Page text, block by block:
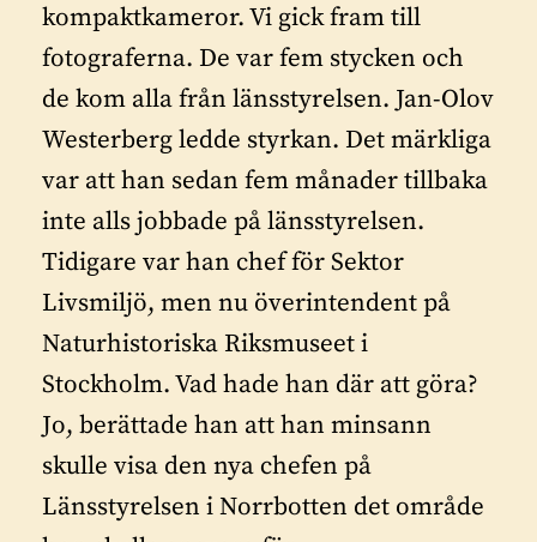
kompaktkameror. Vi gick fram till
fotograferna. De var fem stycken och
de kom alla från länsstyrelsen. Jan-Olov
Westerberg ledde styrkan. Det märkliga
var att han sedan fem månader tillbaka
inte alls jobbade på länsstyrelsen.
Tidigare var han chef för Sektor
Livsmiljö, men nu överintendent på
Naturhistoriska Riksmuseet i
Stockholm. Vad hade han där att göra?
Jo, berättade han att han minsann
skulle visa den nya chefen på
Länsstyrelsen i Norrbotten det område